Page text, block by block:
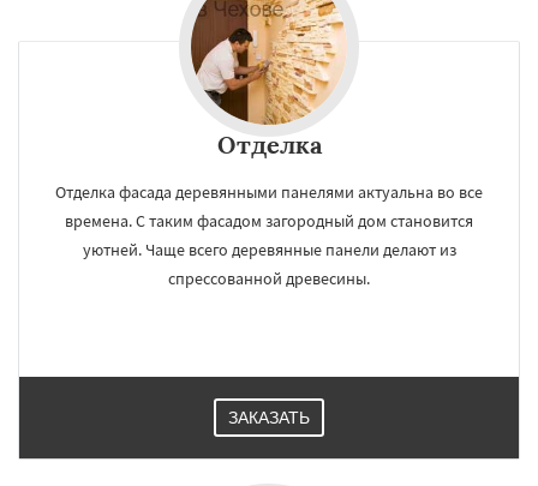
Отделка
Отделка фасада деревянными панелями актуальна во все
времена. С таким фасадом загородный дом становится
уютней. Чаще всего деревянные панели делают из
спрессованной древесины.
ЗАКАЗАТЬ